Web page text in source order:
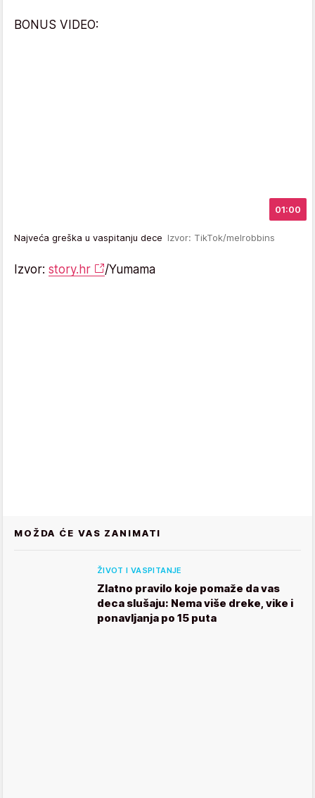
BONUS VIDEO:
01:00
Najveća greška u vaspitanju dece Izvor: TikTok/melrobbins
Izvor: story.hr /Yumama
MOŽDA ĆE VAS ZANIMATI
ŽIVOT I VASPITANJE
Zlatno pravilo koje pomaže da vas
deca slušaju: Nema više dreke, vike i
ponavljanja po 15 puta